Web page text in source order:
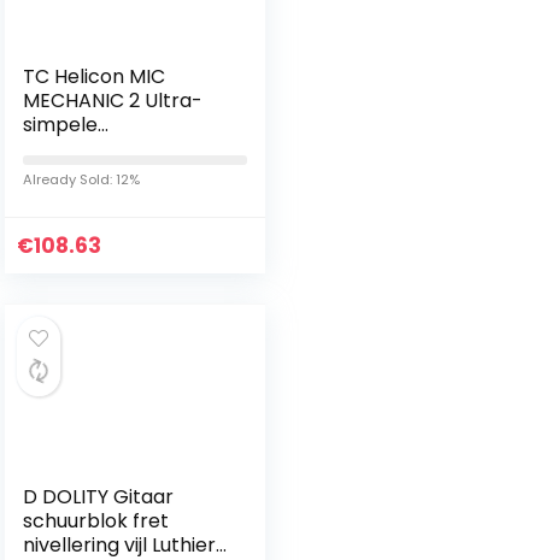
TC Helicon MIC
MECHANIC 2 Ultra-
simpele
vocale effecten
stompbox met
Pitch Correction
Already Sold: 12%
€108.63
D DOLITY Gitaar
schuurblok fret
nivellering vijl Luthier